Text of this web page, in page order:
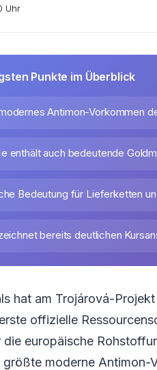
Uhr
Punkte im Überblick
Antimon-Vorkommen
enthält auch bedeutende
Bedeutung für Lieferketten
bereits deutlichen
hat am Trojárová-
offizielle
europäische
größte moderne Antimon-